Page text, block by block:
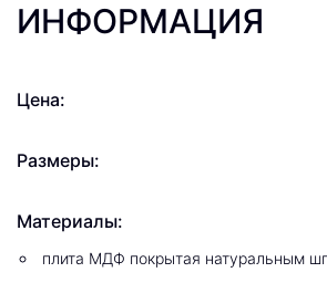
ИНФОРМАЦИЯ
Цена:
Размеры:
Материалы:
плита МДФ покрытая натуральным